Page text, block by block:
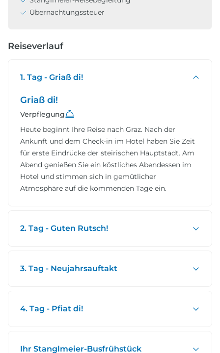
Übernachtungssteuer
Reiseverlauf
1. Tag - Griaß di!
Griaß di!
Verpflegung
Heute beginnt Ihre Reise nach Graz. Nach der
Ankunft und dem Check-in im Hotel haben Sie Zeit
für erste Eindrücke der steirischen Hauptstadt. Am
Abend genießen Sie ein köstliches Abendessen im
Hotel und stimmen sich in gemütlicher
Atmosphäre auf die kommenden Tage ein.
2. Tag - Guten Rutsch!
3. Tag - Neujahrsauftakt
4. Tag - Pfiat di!
Ihr Stanglmeier-Busfrühstück